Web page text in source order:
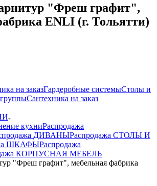
"Фреш графит",
ENLI (г. Тольятти)
на заказГардеробные системыСтолы и
Сантехника на заказ
кухниРаспродажа
ДИВАНЫРаспродажа СТОЛЫ И
ШКАФЫРаспродажа
КОРПУСНАЯ МЕБЕЛЬ
"Фреш графит", мебельная фабрика